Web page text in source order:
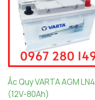
Ắc Quy VARTA AGM LN4
(12V-80Ah)